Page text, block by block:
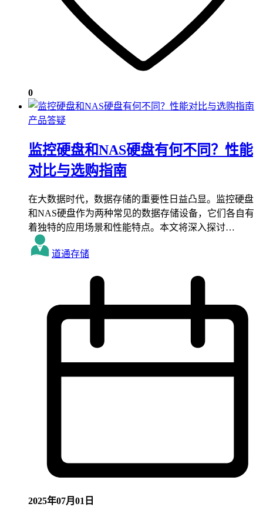
0
产品答疑
监控硬盘和NAS硬盘有何不同？性能
对比与选购指南
在大数据时代，数据存储的重要性日益凸显。监控硬盘
和NAS硬盘作为两种常见的数据存储设备，它们各自有
着独特的应用场景和性能特点。本文将深入探讨…
道通存储
2025年07月01日